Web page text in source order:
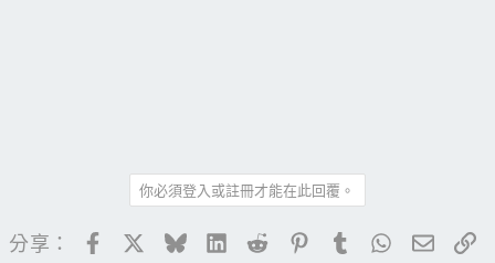
你必須登入或註冊才能在此回覆。
分享： FacebookBlueskyLinkedIn
Reddit PinterestTumblrWhatsApp
電子